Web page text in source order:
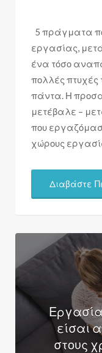
5 πράγματα
εργασίας,
ένα τόσο
πολλές πτυχές
πάντα. Η
μετέβαλε –
που
χώρους
Διαβάστε
Εργασία
είσαι
στους